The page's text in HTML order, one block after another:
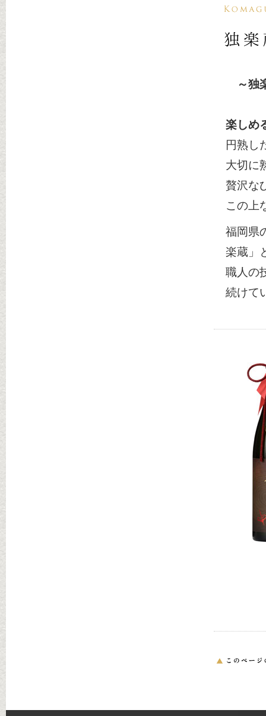
～独
楽しめ
円熟し
大切に
贅沢な
この上
福岡県
楽蔵」
職人の
続けて